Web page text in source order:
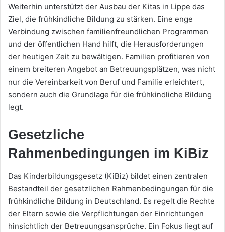
Weiterhin unterstützt der Ausbau der Kitas in Lippe das
Ziel, die frühkindliche Bildung zu stärken. Eine enge
Verbindung zwischen familienfreundlichen Programmen
und der öffentlichen Hand hilft, die Herausforderungen
der heutigen Zeit zu bewältigen. Familien profitieren von
einem breiteren Angebot an Betreuungsplätzen, was nicht
nur die Vereinbarkeit von Beruf und Familie erleichtert,
sondern auch die Grundlage für die frühkindliche Bildung
legt.
Gesetzliche
Rahmenbedingungen im KiBiz
Das Kinderbildungsgesetz (KiBiz) bildet einen zentralen
Bestandteil der gesetzlichen Rahmenbedingungen für die
frühkindliche Bildung in Deutschland. Es regelt die Rechte
der Eltern sowie die Verpflichtungen der Einrichtungen
hinsichtlich der Betreuungsansprüche. Ein Fokus liegt auf